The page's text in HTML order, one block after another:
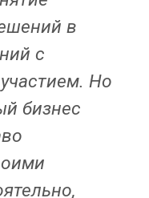
в
с
Но
бизнес